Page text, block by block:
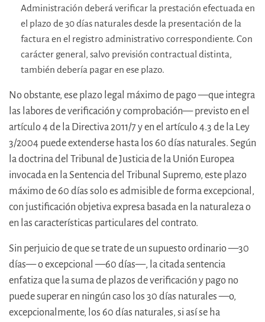
Administración deberá verificar la prestación efectuada en
el plazo de 30 días naturales desde la presentación de la
factura en el registro administrativo correspondiente. Con
carácter general, salvo previsión contractual distinta,
también debería pagar en ese plazo.
No obstante, ese plazo legal máximo de pago —que integra
las labores de verificación y comprobación— previsto en el
artículo 4 de la Directiva 2011/7 y en el artículo 4.3 de la Ley
3/2004 puede extenderse hasta los 60 días naturales. Según
la doctrina del Tribunal de Justicia de la Unión Europea
invocada en la Sentencia del Tribunal Supremo, este plazo
máximo de 60 días solo es admisible de forma excepcional,
con justificación objetiva expresa basada en la naturaleza o
en las características particulares del contrato.
Sin perjuicio de que se trate de un supuesto ordinario —30
días— o excepcional —60 días—, la citada sentencia
enfatiza que la suma de plazos de verificación y pago no
puede superar en ningún caso los 30 días naturales —o,
excepcionalmente, los 60 días naturales, si así se ha